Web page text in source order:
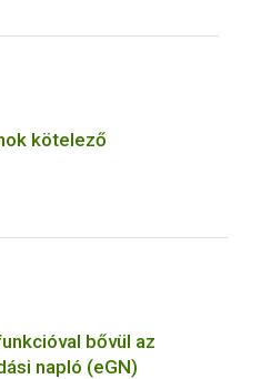
kötelező
bővül az
napló (eGN)